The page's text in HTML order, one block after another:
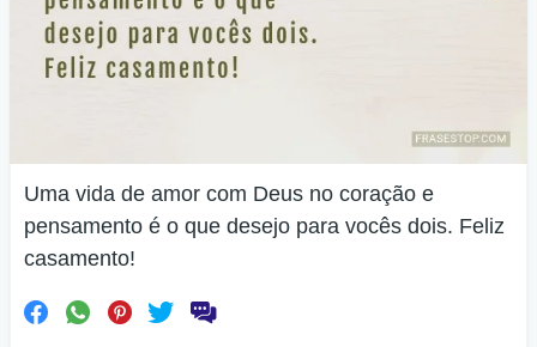
Uma vida de amor com Deus no coração e
pensamento é o que desejo para vocês dois. Feliz
casamento!